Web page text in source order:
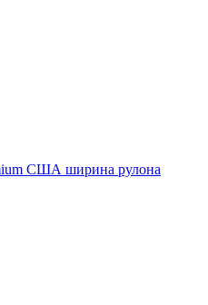
США ширина рулона